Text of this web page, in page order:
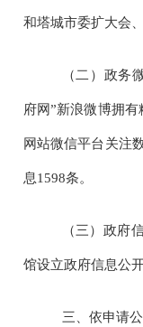
和塔城市委扩大会
（二）政务
府网”新浪微博拥有
网站微信平台关注
息1598条。
（三）政府
馆设立政府信息公
三、依申请